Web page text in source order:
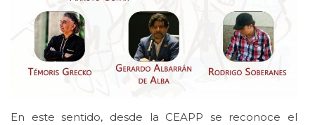
En este sentido, desde la CEAPP se reconoce el